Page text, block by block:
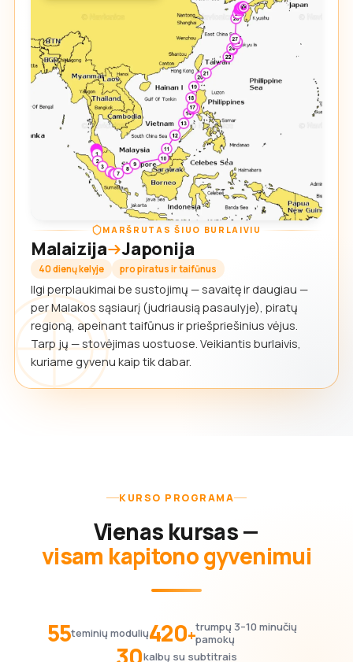
MARŠRUTAS ŠIUO BURLAIVIU
Malaizija Japonija
40 dienų kelyje pro piratus ir taifūnus
Ilgi perplaukimai be sustojimų — savaitę ir daugiau —
per Malakos sąsiaurį (judriausią pasaulyje), piratų
regioną, apeinant taifūnus ir priešpriešinius vėjus.
Tarp jų — stovėjimas uostuose. Veikiantis burlaivis,
kuriame gyvenu kaip tik dabar.
KURSO PROGRAMA
Vienas kursas —
visam kapitono gyvenimui
55teminių modulių420+trumpų 3–10 minučių
pamokų
kalbų su subtitrais